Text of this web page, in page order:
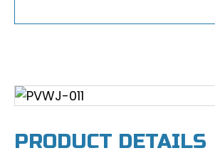
PRODUCT DETAILS